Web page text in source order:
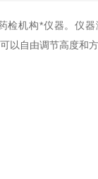
检机构*仪器。仪
以自由调节高度和